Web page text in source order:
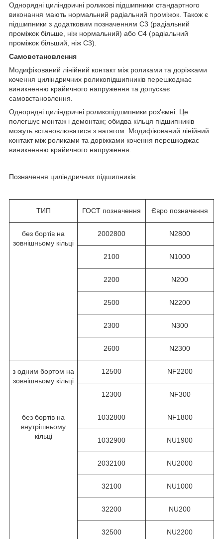
Однорядні циліндричні роликові підшипники стандартного
виконання мають нормальний радіальний проміжок. Також є
підшипники з додатковим позначенням С3 (радіальний
проміжок більше, ніж нормальний) або С4 (радіальний
проміжок більший, ніж С3).
Самовстановлення
Модифікований лінійний контакт між роликами та доріжками
кочення циліндричних роликопідшипників перешкоджає
виникненню крайичного напруження та допускає
самовстановлення.
Однорядні циліндричні роликопідшипники роз'ємні. Це
полегшує монтаж і демонтаж; обидва кільця підшипників
можуть встановлюватися з натягом. Модифікований лінійний
контакт між роликами та доріжками кочення перешкоджає
виникненню крайичного напруження.
Позначення циліндричних підшипників
ТИП ГОСТ позначення Євро позначення
без бортів на
зовнішньому кільці
2002800 N2800
2100 N1000
2200 N200
2500 N2200
2300 N300
2600 N2300
з одним бортом на
зовнішньому кільці
12500 NF2200
12300 NF300
без бортів на
внутрішньому
кільці
1032800 NF1800
1032900 NU1900
2032100 NU2000
32100 NU1000
32200 NU200
32500 NU2200